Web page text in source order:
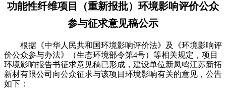
功能性纤维项目（重新报批）环境影响评价公众
参与征求意见稿公示
根据《中华人民共和国环境影响评价法》及《环境影响评
价公众参与办法》（生态环境部令第4号）等相关规定，项目
环境影响报告书征求意见稿已形成，建设单位新凤鸣江苏新拓
新材有限公司 向公众征求与该项目环境影响有关的意见，公告
如下：